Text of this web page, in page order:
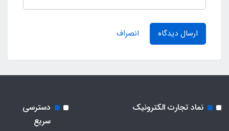
ارسال دیدگاه انصراف
نماد تجارت الکترونیک
دسترسی
سریع